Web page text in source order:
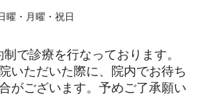
曜・月曜・祝日
制で診療を行なっております。
いただいた際に、院内でお待ち
がございます。予めご了承願い